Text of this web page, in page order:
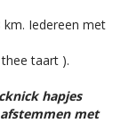
Iedereen met
taart ).
hapjes
met